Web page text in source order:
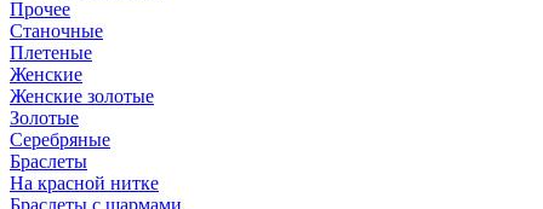
Прочее
Станочные
Плетеные
Женские
Женские золотые
Золотые
Серебряные
Браслеты
На красной нитке
Браслеты с шармами